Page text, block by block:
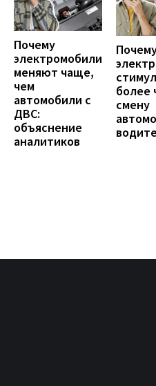
Почему
электромобили
меняют чаще,
чем
автомобили с
ДВС:
объяснение
аналитиков
более
смену